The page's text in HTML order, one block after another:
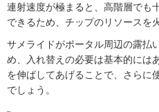
連射速度が極まると、高階層でも
できるため、チップのリソースを
サメライドがポータル周辺の露払
め、入れ替えの必要は基本的には
を伸ばしてあげることで、さらに
でしょう。